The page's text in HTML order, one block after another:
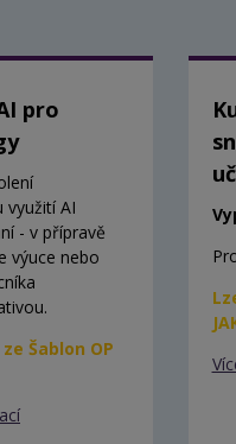
pro
využití AI
- v přípravě
výuce nebo
Šablon OP